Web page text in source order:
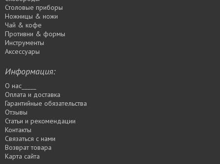
Столовые приборы
Ножницы & ножи
Чай & кофе
Противни & формы
Инструменты
Аксессуары
Информация:
О нас_____
Оплата и доставка
Гарантийные обязательства
Отзывы
Статьи и рекомендации
Контакты
Связаться с нами
Возврат товара
Карта сайта